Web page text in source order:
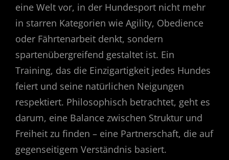
eine Welt vor, in der Hundesport nicht mehr
in starren Kategorien wie Agility, Obedience
oder Fährtenarbeit denkt, sondern
spartenübergreifend gestaltet ist. Ein
Training, das die Einzigartigkeit jedes Hundes
feiert und seine natürlichen Neigungen
respektiert. Philosophisch betrachtet, geht es
darum, eine Balance zwischen Struktur und
Freiheit zu finden – eine Partnerschaft, die auf
gegenseitigem Verständnis basiert.